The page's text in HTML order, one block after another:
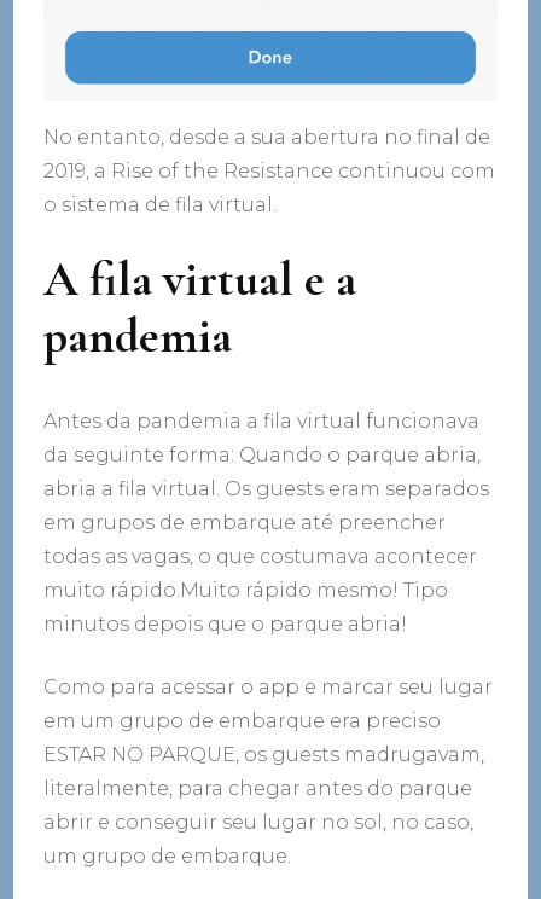
No entanto, desde a sua abertura no final de
2019, a Rise of the Resistance continuou com
o sistema de fila virtual.
A fila virtual e a
pandemia
Antes da pandemia a fila virtual funcionava
da seguinte forma: Quando o parque abria,
abria a fila virtual. Os guests eram separados
em grupos de embarque até preencher
todas as vagas, o que costumava acontecer
muito rápido.Muito rápido mesmo! Tipo
minutos depois que o parque abria!
Como para acessar o app e marcar seu lugar
em um grupo de embarque era preciso
ESTAR NO PARQUE, os guests madrugavam,
literalmente, para chegar antes do parque
abrir e conseguir seu lugar no sol, no caso,
um grupo de embarque.